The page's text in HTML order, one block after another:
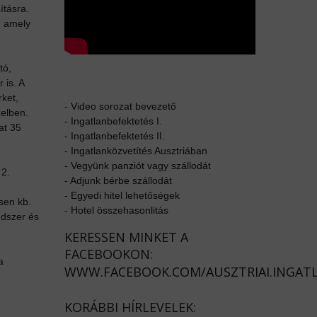
amely
is. A
35
kb.
és
- Video sorozat bevezető
- Ingatlanbefektetés I.
- Ingatlanbefektetés II.
- Ingatlanközvetítés Ausztriában
- Vegyünk panziót vagy szállodát
- Adjunk bérbe szállodát
- Egyedi hitel lehetőségek
- Hotel összehasonlitás
KERESSEN MINKET A
FACEBOOKON:
WWW.FACEBOOK.COM/
KORÁBBI HÍRLEVELEK: